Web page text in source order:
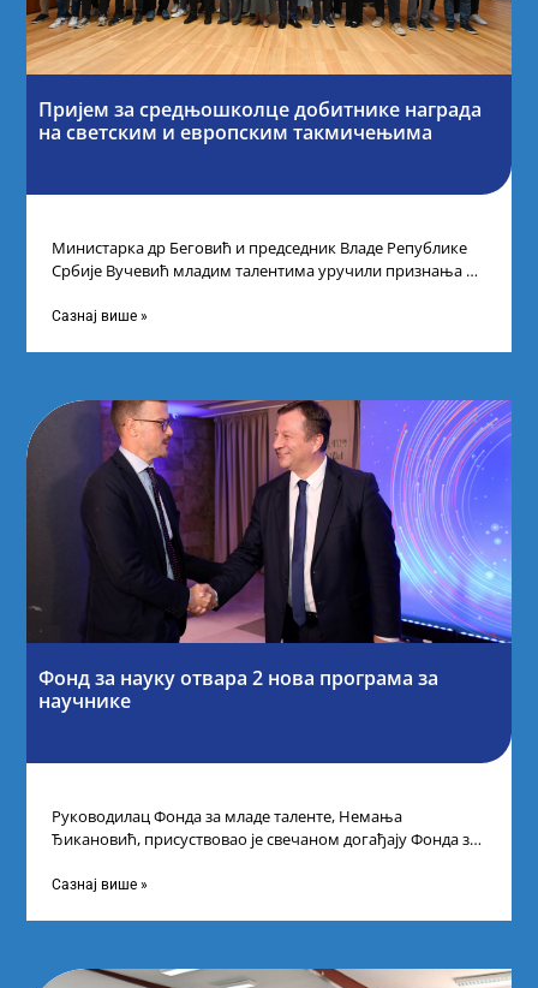
Пријем за средњошколце добитнике награда
на светским и европским такмичењима
Министарка др Беговић и председник Владе Републике
Србије Вучевић младим талентима уручили признања У
Сазнај више »
Фонд за науку отвара 2 нова програма за
научнике
Руководилац Фонда за младе таленте, Немања
Ђикановић, присуствовао је свечаном догађају Фонда за
Сазнај више »